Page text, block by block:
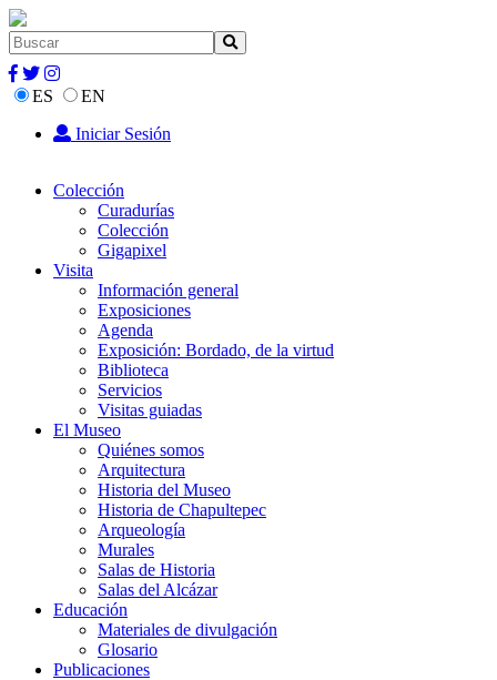
ES
EN
Iniciar Sesión
Colección
Curadurías
Colección
Gigapixel
Visita
Información general
Exposiciones
Agenda
Exposición: Bordado, de la virtud
Biblioteca
Servicios
Visitas guiadas
El Museo
Quiénes somos
Arquitectura
Historia del Museo
Historia de Chapultepec
Arqueología
Murales
Salas de Historia
Salas del Alcázar
Educación
Materiales de divulgación
Glosario
Publicaciones